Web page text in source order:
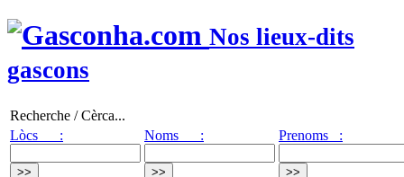
Nos lieux-dits
gascons
Recherche / Cèrca...
Lòcs :
Noms : Prenoms :